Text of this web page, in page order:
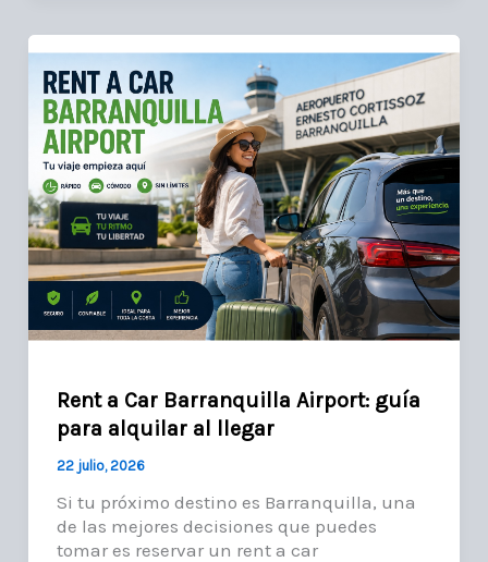
Rent a Car Barranquilla Airport: guía
para alquilar al llegar
22 julio, 2026
Si tu próximo destino es Barranquilla, una
de las mejores decisiones que puedes
tomar es reservar un rent a car